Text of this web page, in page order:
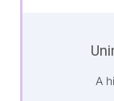
A